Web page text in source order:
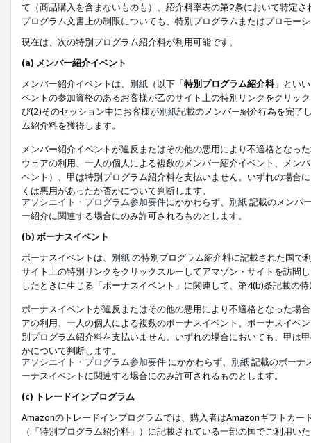
て（商品購入を含まないものも）、紹介料率表の第2条において特定
プログラム文書上の制限についても、特別プログラムまたはプロモー
現在は、次の特別プログラム紹介料が利用可能です。
(a) メンバー紹介イベント
メンバー紹介イベントは、 別紙 （以下「特別プログラム紹介料」とい
ベントの参加資格のあるお客様が乙のサイト上の特別リンクをクリッ
び(2)そのセッション中にお客様が別紙記載のメンバー紹介行為を完了
ム紹介料を獲得します。
メンバー紹介イベントが違反またはその他の悪用により不適格となっ
ウェアの利用、一人の個人による複数のメンバー紹介イベント、メン
ベント）、甲は特別プログラム紹介料を支払いません。いずれの場合
くは悪用があったか否かについて判断します。
アソシエイト・プログラム参加要件にかかわらず、 別紙記載のメンバ
ー紹介に関連する場合にのみ許可されるものとします。
(b) ボーナスイベント
ボーナスイベントは、 別紙の特別プログラム紹介料に記載された国で
サイト上の特別リンクをクリックスルーしてアマゾン・サイトを訪問
したときに生じる「ボーナスイベント」に関連して、第4(b)条記載の
ボーナスイベントが違反またはその他の悪用により不適格となった場
アの利用、一人の個人による複数のボーナスイベント、ボーナスイベ
別プログラム紹介料を支払いません。いずれの場合においても、甲は
かについて判断します。
アソシエイト・プログラム参加要件 にかかわらず、 別紙記載のボーナ
ーナスイベントに関連する場合にのみ許可されるものとします。
(c) トレードインプログラム
Amazonのトレードインプログラムでは、購入者はAmazonギフトカ
（「特別プログラム紹介料」）に記載されている一部の国でご利用い